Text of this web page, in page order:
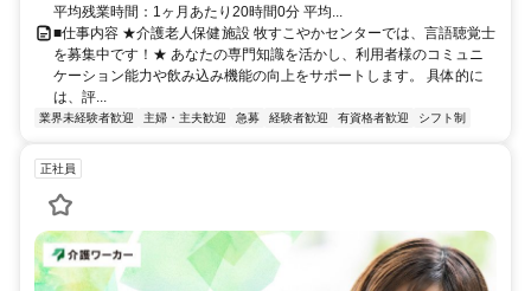
平均残業時間：1ヶ月あたり20時間0分 平均...
■仕事内容 ★介護老人保健施設 牧すこやかセンターでは、言語聴覚士
を募集中です！★ あなたの専門知識を活かし、利用者様のコミュニ
ケーション能力や飲み込み機能の向上をサポートします。 具体的に
は、評...
業界未経験者歓迎 主婦・主夫歓迎 急募 経験者歓迎 有資格者歓迎 シフト制
正社員